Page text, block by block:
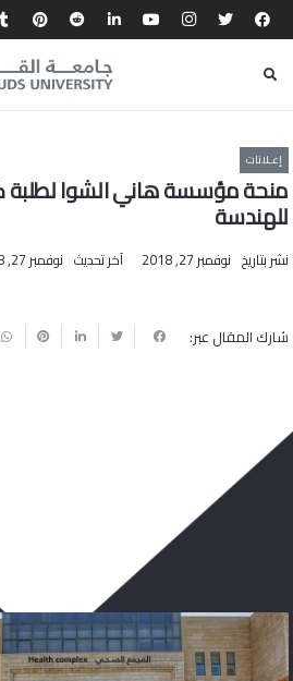
إعـلانات
منحة مؤسسة هاني الشوا لطلبة
للهندسة
نشر بتاريخ نوفمبر 27, 2018 آخر تحديث نوفمبر 27, 2018
شارك المقال عبر: